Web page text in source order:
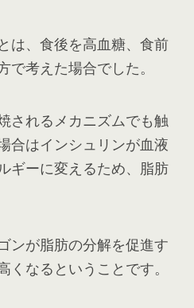
は、食後を高血糖、食前
考えた場合でした。
されるメカニズムでも触
合はインシュリンが血液
ギーに変えるため、脂肪
ンが脂肪の分解を促進す
なるということです。